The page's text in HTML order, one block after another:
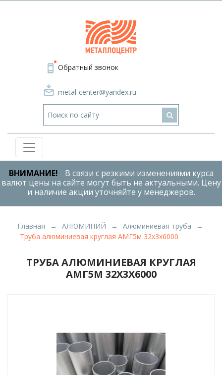
Обратный звонок
metal-center@yandex.ru
ВНИМАНИЕ!
В связи с резкими изменениями курса
валют цены на сайте могут быть не актуальными. Цену
и наличие акции уточняйте у менеджеров.
Главная АЛЮМИНИЙ
Алюминиевая труба
Труба алюминиевая круглая АМГ5м 32х3х6000
ТРУБА АЛЮМИНИЕВАЯ КРУГЛАЯ
АМГ5М 32Х3Х6000